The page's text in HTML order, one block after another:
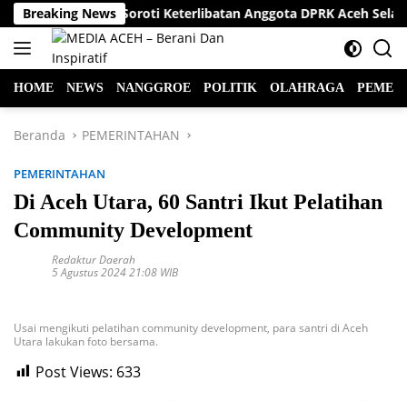
Langsung
ke
konten
Breaking News
Praktisi Hukum Soroti Keterlibatan Anggota DPRK Aceh
HOME NEWS NANGGROE POLITIK OLAHRAGA
Beranda PEMERINTAHAN
PEMERINTAHAN
Di Aceh Utara, 60 Santri Ikut Pelatihan
Community Development
Redaktur Daerah
5 Agustus 2024 21:08 WIB
Usai mengikuti pelatihan community development, para santri di Aceh
Utara lakukan foto bersama.
Post Views: 633